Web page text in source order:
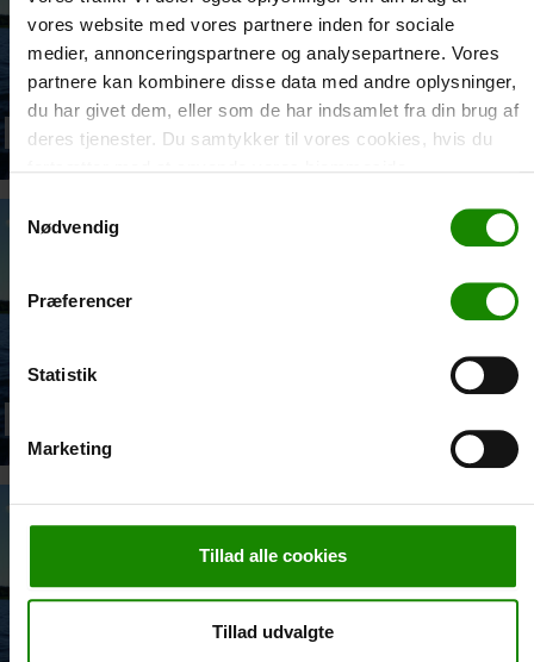
vores website med vores partnere inden for sociale
medier, annonceringspartnere og analysepartnere. Vores
partnere kan kombinere disse data med andre oplysninger,
du har givet dem, eller som de har indsamlet fra din brug af
deres tjenester. Du samtykker til vores cookies, hvis du
Samtykkevalg
Nødvendig
Præferencer
Statistik
Marketing
Tillad alle cookies
Tillad udvalgte
SILKEBORG SØ CAMPING SILKEBORG LANGSØ ØST